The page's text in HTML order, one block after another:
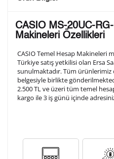
arka kapağına gravür
olduğunuz şekilde
1. Satır
2. Satır
CASIO MS-20UC-
Makineleri Özellikleri
CASIO Temel Hesap Makineleri
Türkiye satış yetkilisi olan Ersa
sunulmaktadır. Tüm
belgesiyle birlikte
2.500 TL ve üzeri tüm temel
kargo ile 3 iş günü içinde